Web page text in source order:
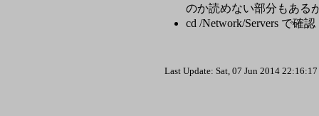
のか読めない部分もある
cd /Network/Servers で確認
Last Update: Sat, 07 Jun 2014